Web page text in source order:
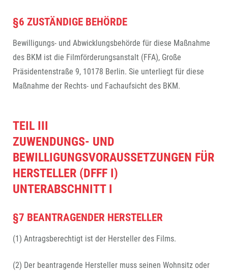
§6 ZUSTÄNDIGE BEHÖRDE
Bewilligungs- und Abwicklungsbehörde für diese Maßnahme
des BKM ist die Filmförderungsanstalt (FFA), Große
Präsidentenstraße 9, 10178 Berlin. Sie unterliegt für diese
Maßnahme der Rechts- und Fachaufsicht des BKM.
TEIL III
ZUWENDUNGS- UND
BEWILLIGUNGSVORAUSSETZUNGEN FÜR
HERSTELLER (DFFF I)
UNTERABSCHNITT I
§7 BEANTRAGENDER HERSTELLER
(1) Antragsberechtigt ist der Hersteller des Films.
(2) Der beantragende Hersteller muss seinen Wohnsitz oder